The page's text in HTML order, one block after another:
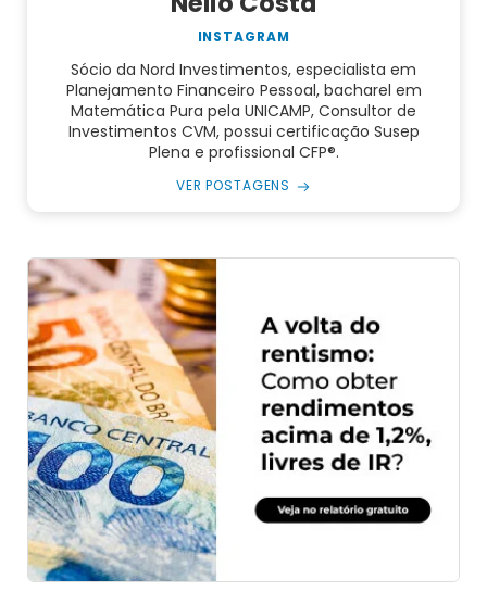
INSTAGRAM
Sócio da Nord Investimentos, especialista em
Planejamento Financeiro Pessoal, bacharel em
Matemática Pura pela UNICAMP, Consultor de
Investimentos CVM, possui certificação Susep
Plena e profissional CFP®.
VER POSTAGENS